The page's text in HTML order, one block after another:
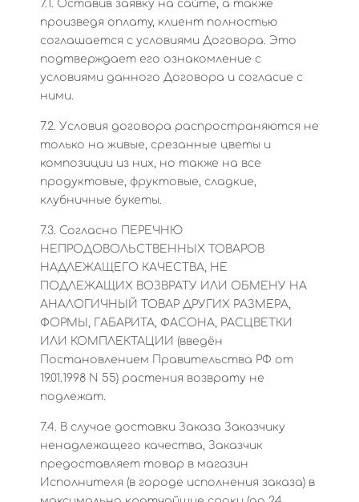
7.1. Оставив заявку на сайте, а также
произведя оплату, клиент полностью
соглашается с условиями Договора. Это
подтверждает его ознакомление с
условиями данного Договора и согласие с
ними.
7.2. Условия договора распространяются не
только на живые, срезанные цветы и
композиции из них, но также на все
продуктовые, фруктовые, сладкие,
клубничные букеты.
7.3. Согласно ПЕРЕЧНЮ
НЕПРОДОВОЛЬСТВЕННЫХ ТОВАРОВ
НАДЛЕЖАЩЕГО КАЧЕСТВА, НЕ
ПОДЛЕЖАЩИХ ВОЗВРАТУ ИЛИ ОБМЕНУ НА
АНАЛОГИЧНЫЙ ТОВАР ДРУГИХ РАЗМЕРА,
ФОРМЫ, ГАБАРИТА, ФАСОНА, РАСЦВЕТКИ
ИЛИ КОМПЛЕКТАЦИИ (введён
Постановлением Правительства РФ от
19.01.1998 N 55) растения возврату не
подлежат.
7.4. В случае доставки Заказа Заказчику
ненадлежащего качества, Заказчик
предоставляет товар в магазин
Исполнителя (в городе исполнения заказа) в